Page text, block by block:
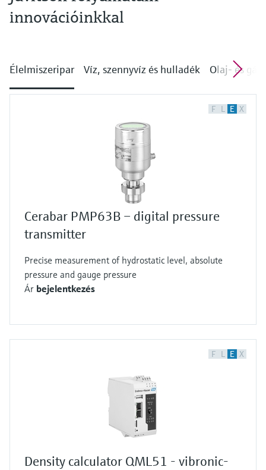
innovációinkkal
Élelmiszeripar Víz, szennyvíz és hulladék Olaj- és
F L E X
Cerabar PMP63B – digital pressure
transmitter
Precise measurement of hydrostatic level, absolute
pressure and gauge pressure
Ár bejelentkezés
F L E X
Density calculator QML51 - vibronic-